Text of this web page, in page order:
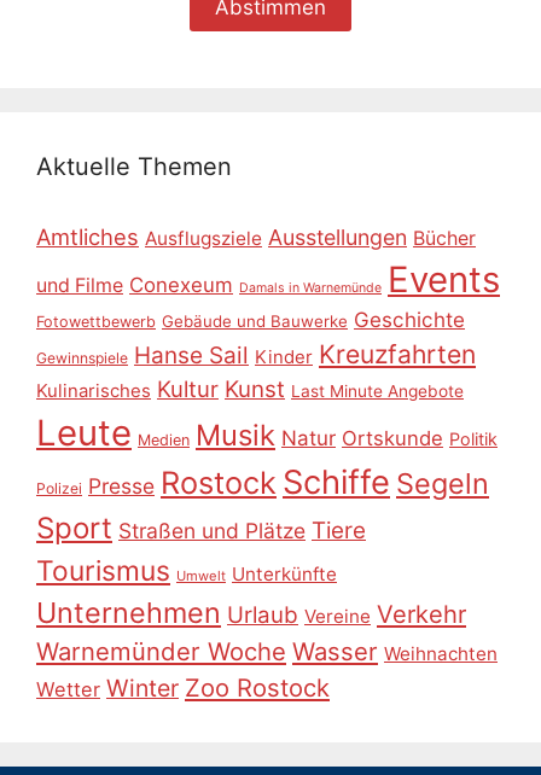
Aktuelle Themen
Amtliches Ausflugsziele Ausstellungen Bücher
und Filme Conexeum Damals in Warnemünde Events
Fotowettbewerb Gebäude und Bauwerke Geschichte
Gewinnspiele Hanse Sail Kinder Kreuzfahrten
Kulinarisches Kultur Kunst Last Minute Angebote
Leute Medien Musik Natur Ortskunde Politik
Polizei Presse Rostock Schiffe Segeln
Sport Straßen und Plätze Tiere
Tourismus Umwelt Unterkünfte
Unternehmen Urlaub Vereine Verkehr
Warnemünder Woche Wasser Weihnachten
Wetter Winter Zoo Rostock